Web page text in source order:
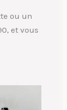
ou un
et vous